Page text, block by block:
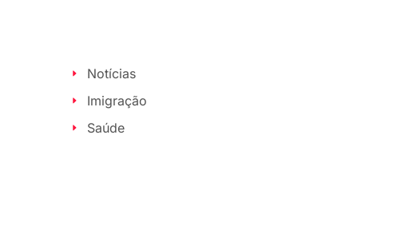
Notícias
Imigração
Saúde